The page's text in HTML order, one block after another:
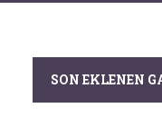
SON EKLENEN